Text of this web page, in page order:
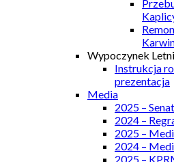
Wypoczynek
Instrukcja
prezentacja
Media
2025 –
2024 –
2025 –
2024 –
2025 –